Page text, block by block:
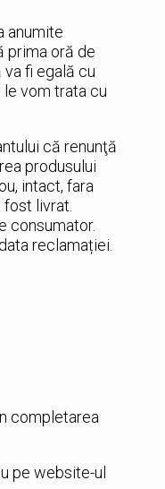
anumite
prima oră de
fi egală cu
vom trata cu
că renunţă
produsului
intact, fara
livrat.
consumator.
reclamației.
completarea
pe website-ul